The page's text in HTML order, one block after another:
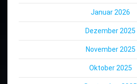
Januar 2026
Dezember 2025
November 2025
Oktober 2025